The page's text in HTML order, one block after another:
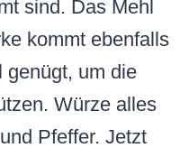
sind. Das Mehl
kommt ebenfalls
genügt, um die
Würze alles
Pfeffer. Jetzt